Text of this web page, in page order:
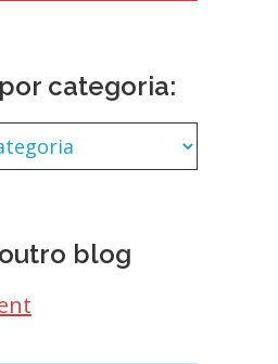
categoria:
blog